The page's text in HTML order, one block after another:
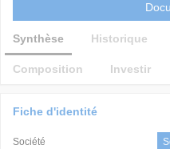
Synthèse Historique
Composition Investir
Fiche d'identité
Société